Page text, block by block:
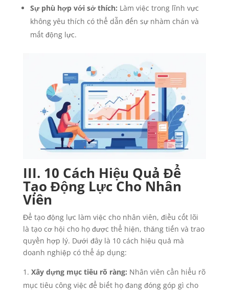
Sự phù hợp với sở thích: Làm việc trong lĩnh vực
không yêu thích có thể dẫn đến sự nhàm chán và
mất động lực.
III. 10 Cách Hiệu Quả Để
Tạo Động Lực Cho Nhân
Viên
Để tạo động lực làm việc cho nhân viên, điều cốt lõi
là tạo cơ hội cho họ được thể hiện, thăng tiến và trao
quyền hợp lý. Dưới đây là 10 cách hiệu quả mà
doanh nghiệp có thể áp dụng:
Xây dựng mục tiêu rõ ràng: Nhân viên cần hiểu rõ
mục tiêu công việc để biết họ đang đóng góp gì cho